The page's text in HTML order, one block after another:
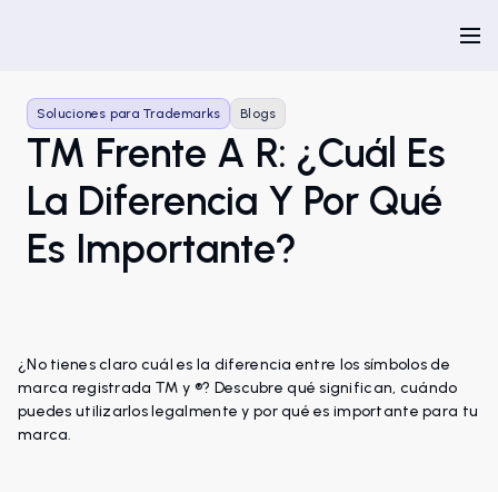
Soluciones para Trademarks Blogs
TM Frente A R: ¿cuál Es
La Diferencia Y Por Qué
Es Importante?
¿No tienes claro cuál es la diferencia entre los símbolos de
marca registrada ™ y ®? Descubre qué significan, cuándo
puedes utilizarlos legalmente y por qué es importante para tu
marca.